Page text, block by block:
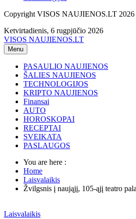
Copyright VISOS NAUJIENOS.LT 2026
Ketvirtadienis, 6 rugpjūčio 2026
VISOS NAUJIENOS.LT
Menu
PASAULIO NAUJIENOS
ŠALIES NAUJIENOS
TECHNOLOGIJOS
KRIPTO NAUJIENOS
Finansai
AUTO
HOROSKOPAI
RECEPTAI
SVEIKATA
PASLAUGOS
You are here :
Home
Laisvalaikis
Žvilgsnis į naująjį, 105-ąjį teatro
Laisvalaikis